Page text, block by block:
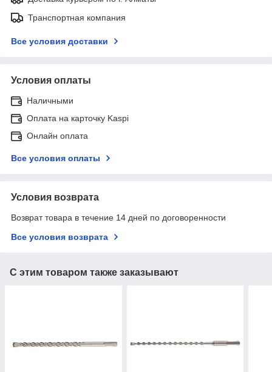
Транспортная компания
Все условия доставки
Условия оплаты
Наличными
Оплата на карточку Kaspi
Онлайн оплата
Все условия оплаты
Условия возврата
Возврат товара в течение 14 дней по договоренности
Все условия возврата
С этим товаром также заказывают